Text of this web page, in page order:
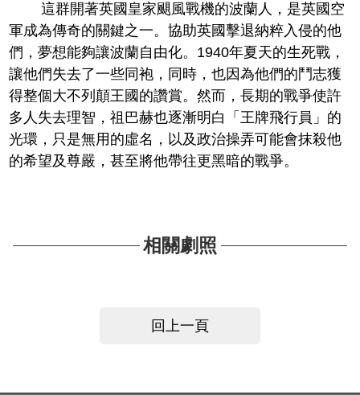
這群開著英國皇家颶風戰機的波蘭人，是英國空
軍成為傳奇的關鍵之一。協助英國擊退納粹入侵的他
們，夢想能夠讓波蘭自由化。1940年夏天的生死戰，
讓他們失去了一些同袍，同時，也因為他們的鬥志獲
得整個大不列顛王國的讚賞。然而，長期的戰爭使許
多人失去理智，祖巴赫也逐漸明白「王牌飛行員」的
光環，只是無用的虛名，以及政治操弄可能會抹殺他
的希望及尊嚴，甚至將他帶往更黑暗的戰爭。
相關劇照
回上一頁